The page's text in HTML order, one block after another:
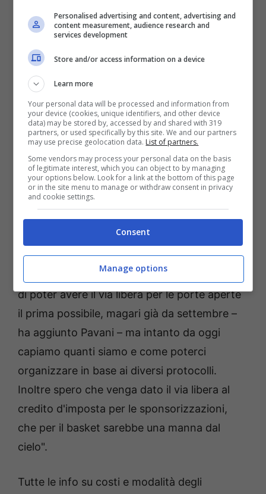
dall'istituto di credito per i tifosi: "In questi
mesi abbiamo lavorato duramente per
trovare una soluzione per il futuro. E la
soluzione è una scheda ricaricabile, un
servizio gratuito per il tifoso, una carta conto
che permette sia di entrare a palazzo ma
anche di pagare altri servizi". Nella testa di
Fortitudo e Banca Cambiano c'è anche l'idea
di avviare una serie di convenzioni con locali
e ristoranti per creare un sistema di
fidelizzazione.
Bisogna fare di necessità virtù di fronte alle
tante incognite che attendono non solo la
Fortitudo ma tutto il basket italiano. "Io spero
di poter avere il via libera per le porte aperte
il prima possibile, magari già da settembre –
ha aggiunto Pavani – ma intanto da oggi
capiamo quanti siamo e come poterci
organizzare in base ai diversi protocolli.
Inoltre spero che venga dato il via libera al
credito d'imposta per le sponsorizzazioni,
che per il basket sarebbe una manna dal
cielo".
Tutte le info su costi e modalità degli
Personalised advertising and content, advertising and
content measurement, audience research and
services development
Store and/or access information on a device
Learn more
Your personal data will be processed and information from
your device (cookies, unique identifiers, and other device
data) may be stored by, accessed by and shared with 319
partners, or used specifically by this site. We and our partners
may use precise geolocation data. List of partners.
Some vendors may process your personal data on the basis
of legitimate interest, which you can object to by managing
your options below. Look for a link at the bottom of this page
or in the site menu to manage or withdraw consent in privacy
and cookie settings.
Consent
Manage options